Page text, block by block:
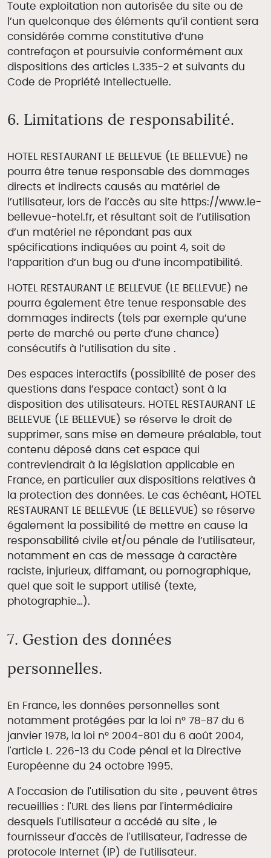
Toute exploitation non autorisée du site ou de
l’un quelconque des éléments qu’il contient sera
considérée comme constitutive d’une
contrefaçon et poursuivie conformément aux
dispositions des articles L.335-2 et suivants du
Code de Propriété Intellectuelle.
6. Limitations de responsabilité.
HOTEL RESTAURANT LE BELLEVUE (LE BELLEVUE) ne
pourra être tenue responsable des dommages
directs et indirects causés au matériel de
l’utilisateur, lors de l’accès au site https://www.le-
bellevue-hotel.fr, et résultant soit de l’utilisation
d’un matériel ne répondant pas aux
spécifications indiquées au point 4, soit de
l’apparition d’un bug ou d’une incompatibilité.
HOTEL RESTAURANT LE BELLEVUE (LE BELLEVUE) ne
pourra également être tenue responsable des
dommages indirects (tels par exemple qu’une
perte de marché ou perte d’une chance)
consécutifs à l’utilisation du site .
Des espaces interactifs (possibilité de poser des
questions dans l’espace contact) sont à la
disposition des utilisateurs. HOTEL RESTAURANT LE
BELLEVUE (LE BELLEVUE) se réserve le droit de
supprimer, sans mise en demeure préalable, tout
contenu déposé dans cet espace qui
contreviendrait à la législation applicable en
France, en particulier aux dispositions relatives à
la protection des données. Le cas échéant, HOTEL
RESTAURANT LE BELLEVUE (LE BELLEVUE) se réserve
également la possibilité de mettre en cause la
responsabilité civile et/ou pénale de l’utilisateur,
notamment en cas de message à caractère
raciste, injurieux, diffamant, ou pornographique,
quel que soit le support utilisé (texte,
photographie…).
7. Gestion des données
personnelles.
En France, les données personnelles sont
notamment protégées par la loi n° 78-87 du 6
janvier 1978, la loi n° 2004-801 du 6 août 2004,
l'article L. 226-13 du Code pénal et la Directive
Européenne du 24 octobre 1995.
A l'occasion de l'utilisation du site , peuvent êtres
recueillies : l'URL des liens par l'intermédiaire
desquels l'utilisateur a accédé au site , le
fournisseur d'accès de l'utilisateur, l'adresse de
protocole Internet (IP) de l'utilisateur.